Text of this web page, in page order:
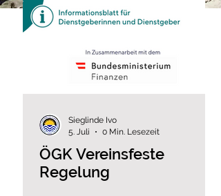
ÖGK Vereinsfeste
Regelung
Sieglinde Ivo
5. Juli
0 Min. Lesezeit